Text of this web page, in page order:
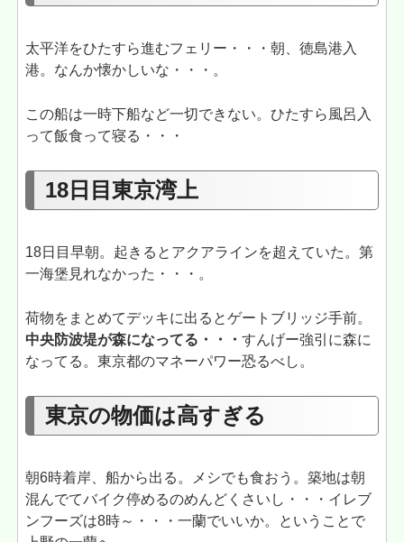
太平洋をひたすら進むフェリー・・・朝、徳島港入
港。なんか懐かしいな・・・。
この船は一時下船など一切できない。ひたすら風呂入
って飯食って寝る・・・
18日目東京湾上
18日目早朝。起きるとアクアラインを超えていた。第
一海堡見れなかった・・・。
荷物をまとめてデッキに出るとゲートブリッジ手前。
中央防波堤が森になってる・・・すんげー強引に森に
なってる。東京都のマネーパワー恐るべし。
東京の物価は高すぎる
朝6時着岸、船から出る。メシでも食おう。築地は朝
混んでてバイク停めるのめんどくさいし・・・イレブ
ンフーズは8時～・・・一蘭でいいか。ということで